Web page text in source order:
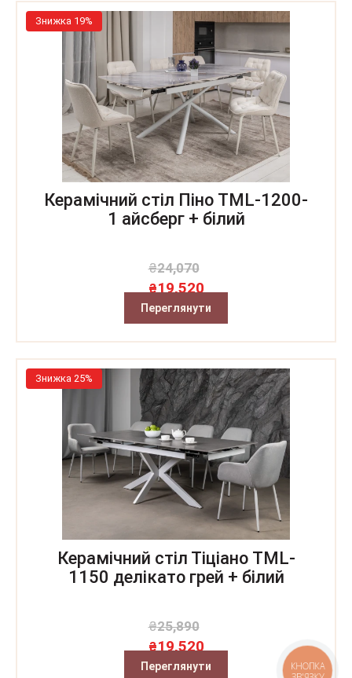
Знижка 19%
Керамічний стіл Піно TML-1200-
1 айсберг + білий
₴24,070
₴19,520
Переглянути
Знижка 25%
Керамічний стіл Тіціано TML-
1150 делікато грей + білий
₴25,890
₴19,520
Переглянути КНОПКА
ЗВ'ЯЗКУ